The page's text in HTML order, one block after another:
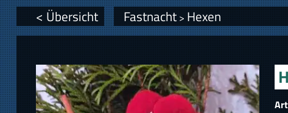
Geschenke
< Übersicht Fastnacht> Hexen